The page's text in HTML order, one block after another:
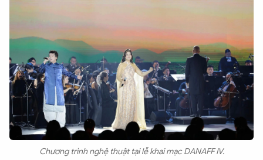
Chương trình nghệ thuật tại lễ khai mạc DANAFF IV.